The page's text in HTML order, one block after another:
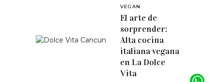
VEGAN
El arte de
sorprender:
Alta cocina
italiana vegana
en La Dolce
Vita